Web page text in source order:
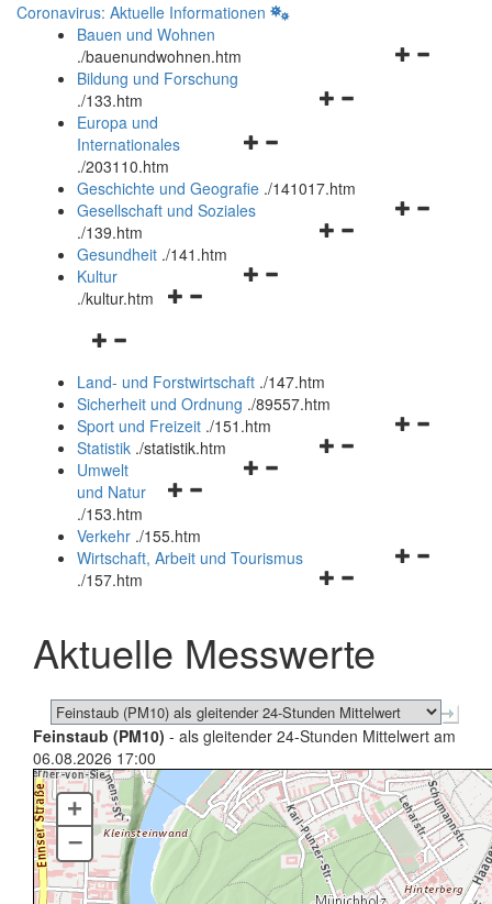
Coronavirus: Aktuelle Informationen
Bauen und Wohnen
./bauenundwohnen.htm
Navigationsmenü
Bildung und Forschung
./133.htm
Navigationsmenü
und
schließen
Europa und
Internationales
./203110.htm
Geschichte und Geografie ./141017.htm
Navigationsmenü
Gesellschaft und Soziales
./139.htm
Navigationsmenü
Gesundheit ./141.htm
Navigationsmenü
Kultur
./kultur.htm
Navigationsmenü
und
schließen
Land- und Forstwirtschaft ./147.htm
Sicherheit und Ordnung ./89557.htm
Navigationsmenü
Sport und Freizeit ./151.htm
Navigationsmenü
Statistik ./statistik.htm
Navigationsmenü
und
schließen
Umwelt
und Natur
./153.htm
Verkehr ./155.htm
Navigationsmenü
schließen
Wirtschaft, Arbeit und Tourismus
./157.htm
Aktuelle Messwerte
Feinstaub (PM10) - als gleitender 24-Stunden Mittelwert am
06.08.2026 17:00
+
–